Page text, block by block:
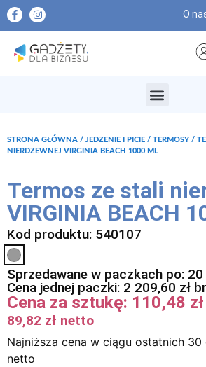
O
STRONA GŁÓWNA / JEDZENIE I PICIE / TERMOSY /
NIERDZEWNEJ VIRGINIA BEACH 1000 ML
Termos ze stali
VIRGINIA BEACH
Kod produktu: 540107
Sprzedawane w paczkach po:
Cena jednej paczki: 2 209,60 zł
Cena za sztukę: 110,48 zł
89,82 zł netto
Najniższa cena w ciągu ostatnich 30
netto